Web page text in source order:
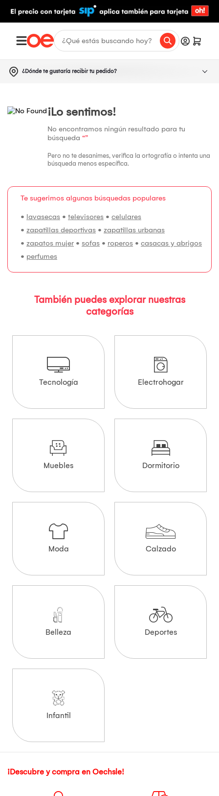
¿Dónde te gustaría recibir tu pedido?
¡Lo sentimos!
No encontramos ningún resultado para tu
búsqueda “”
Pero no te desanimes, verifica la ortografía o intenta una
búsqueda menos específica.
Te sugerimos algunas búsquedas populares
• lavasecas • televisores • celulares
• zapatillas deportivas • zapatillas urbanas
• zapatos mujer • sofas • roperos • casacas y abrigos
• perfumes
También puedes explorar nuestras
categorías
Tecnología Electrohogar
Muebles Dormitorio
Moda Calzado
Belleza Deportes
Infantil
¡Descubre y compra en Oechsle!